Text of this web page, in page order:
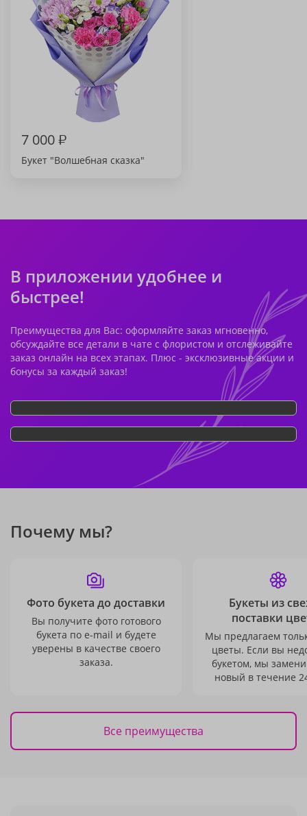
7 000₽
Букет "Волшебная сказка"
В приложении удобнее и
быстрее!
Преимущества для Вас: оформляйте заказ мгновенно,
обсуждайте все детали в чате с флористом и отслеживайте
заказ онлайн на всех этапах. Плюс - эксклюзивные акции и
бонусы за каждый заказ!
Почему мы?
Фото букета до доставки
Вы получите фото готового
букета по e-mail и будете
уверены в качестве своего
заказа.
Букеты из
поставки
Мы предлагаем
цветы. Если вы
букетом, мы
новый в течение
Все преимущества